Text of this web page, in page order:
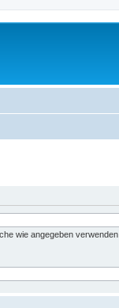
wie angegeben verwenden